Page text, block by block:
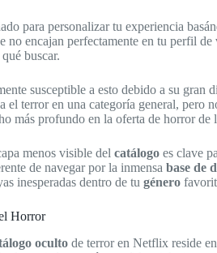
para personalizar tu experiencia
no encajan perfectamente en tu perfil
buscar.
susceptible a esto debido a su gran
el terror en una categoría general, pero
más profundo en la oferta de horror de
menos visible del catálogo es clave
de navegar por la inmensa base de
inesperadas dentro de tu género
Horror
oculto de terror en Netflix reside